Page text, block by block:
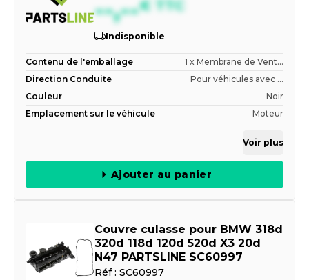
--,--€ TTC
Indisponible
Contenu de l'emballage
1 x Membrane de Vent...
Direction Conduite
Pour véhicules avec ...
Couleur
Noir
Emplacement sur le véhicule
Moteur
Voir plus
Ajouter au panier
Couvre culasse pour BMW 318d
320d 118d 120d 520d X3 20d
N47 PARTSLINE SC60997
Réf : SC60997